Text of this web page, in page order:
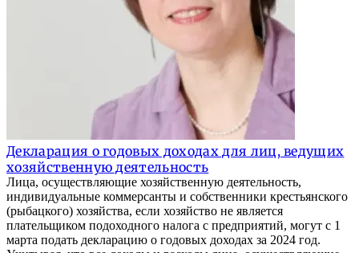
Декларация о годовых доходах для лиц, ведущих
хозяйственную деятельность
Лица, осуществляющие хозяйственную деятельность,
индивидуальные коммерсанты и собственники крестьянского
(рыбацкого) хозяйства, если хозяйство не является
плательщиком подоходного налога с предприятий, могут с 1
марта подать декларацию о годовых доходах за 2024 год.